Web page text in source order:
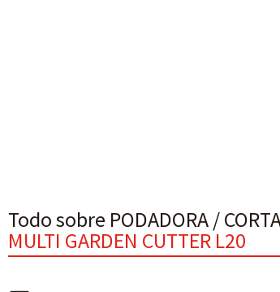
Todo sobre PODADORA /
MULTI GARDEN CUTTER L20